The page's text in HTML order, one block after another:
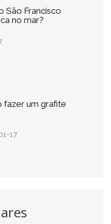
São Francisco
no mar?
fazer um grafite
17